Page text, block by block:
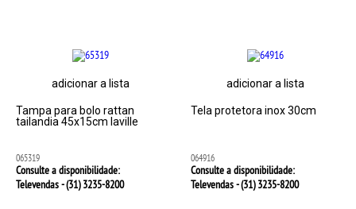
adicionar a lista
Tampa para bolo rattan
tailandia 45x15cm laville
065319
Consulte a disponibilidade:
Televendas - (31)3235-8200
adicionar a lista
Tela protetora inox 30cm
064916
Consulte a disponibilidade:
Televendas - (31)3235-8200